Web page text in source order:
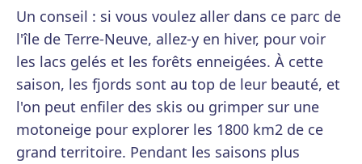
Un conseil : si vous voulez aller dans ce parc de
l'île de Terre-Neuve, allez-y en hiver, pour voir
les lacs gelés et les forêts enneigées. À cette
saison, les fjords sont au top de leur beauté, et
l'on peut enfiler des skis ou grimper sur une
motoneige pour explorer les 1800 km2 de ce
grand territoire. Pendant les saisons plus